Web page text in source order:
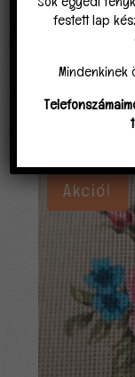
Akció!
festett lap
Mindenkinek